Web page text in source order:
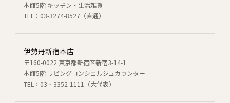
本館5階 キッチン・生活雑貨
TEL：03-3274-8527（直通）
伊勢丹新宿本店
〒160-0022 東京都新宿区新宿3-14-1
本館5階 リビングコンシェルジュカウンター
TEL：03‐3352-1111（大代表）